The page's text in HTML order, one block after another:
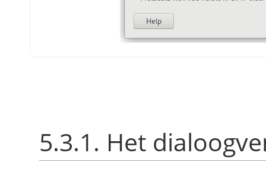
5.3.1. Het